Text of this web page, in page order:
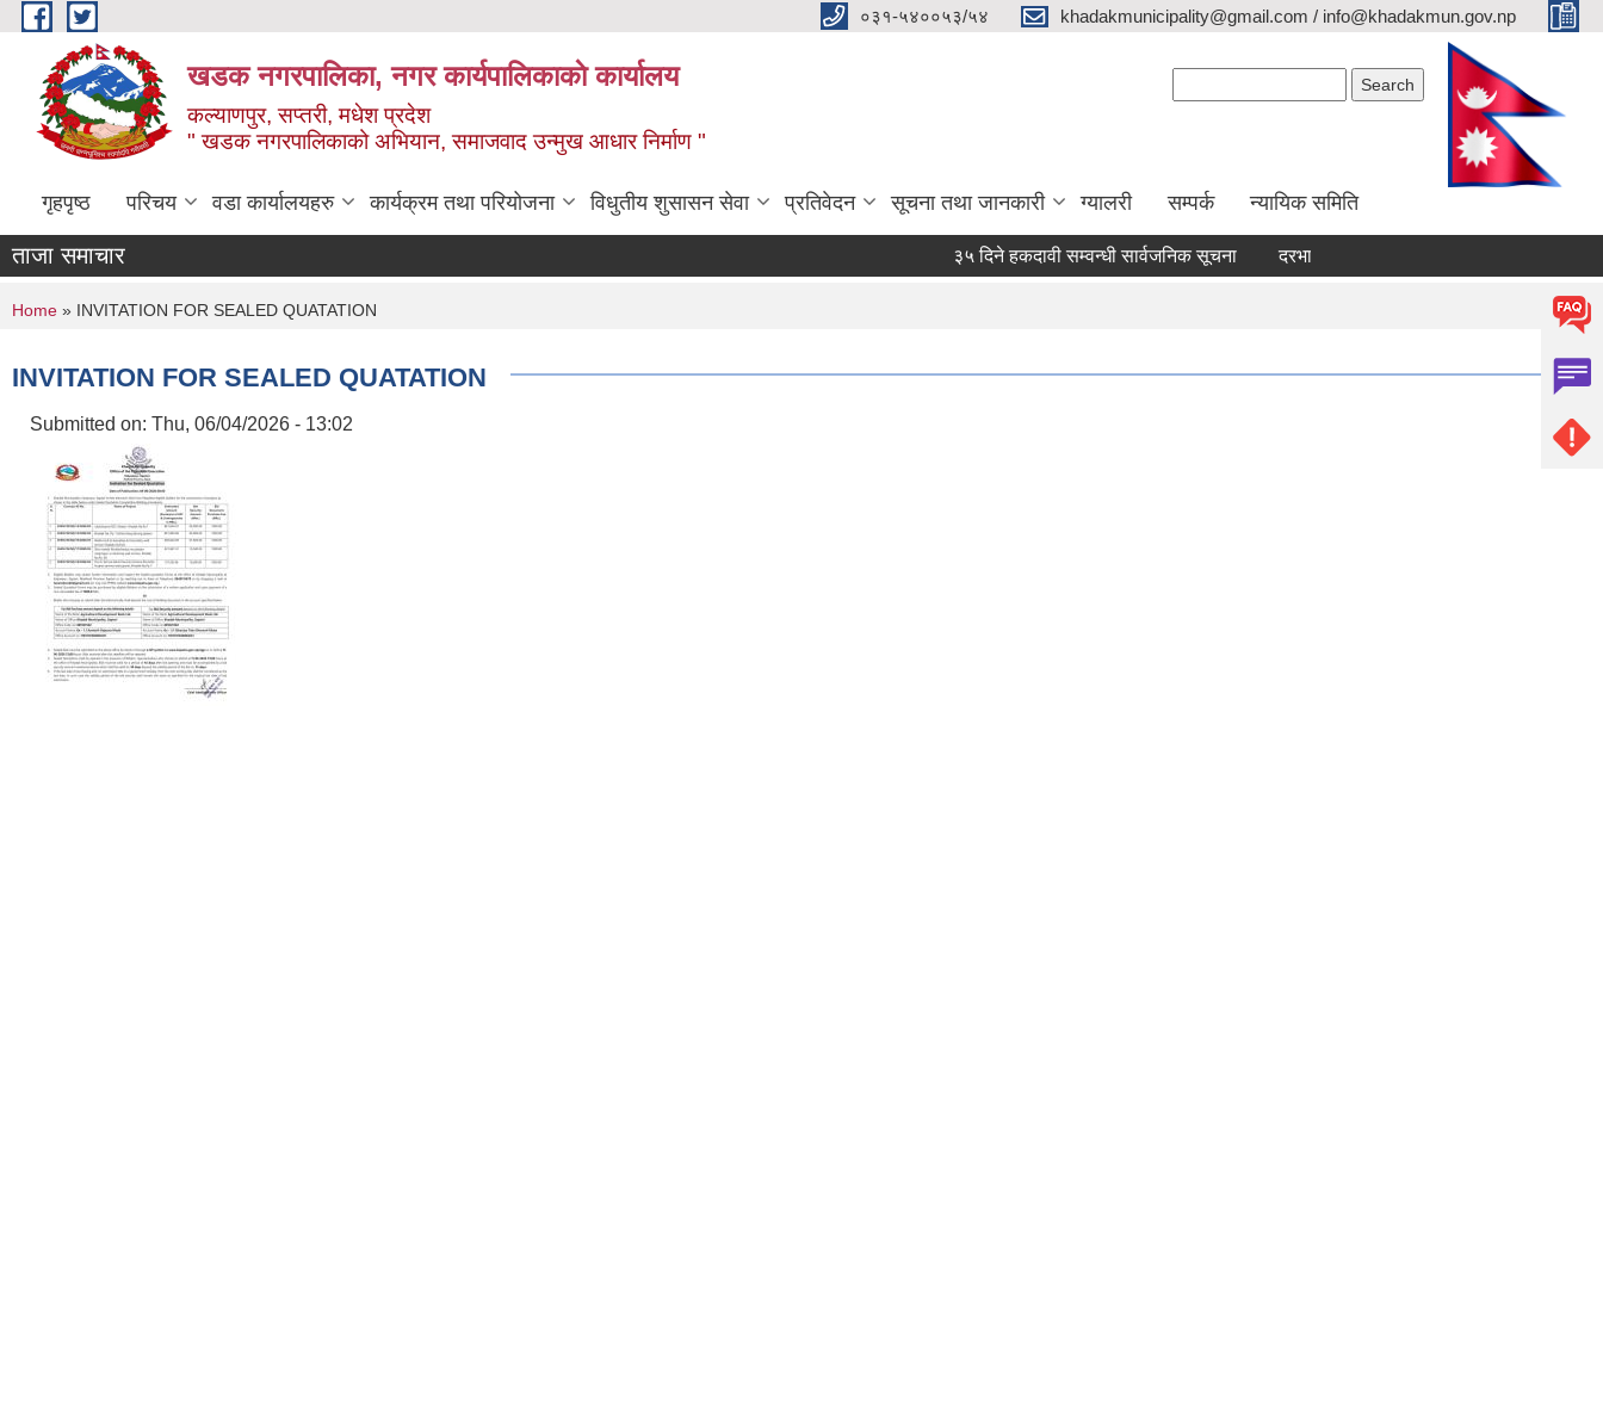
Skip to main content ०३१-५४००५३/५४ khadakmunicipality@gmail.com / info@khadakmun.gov.np
खडक नगरपालिका, नगर कार्यपालिकाकाे कार्यालय
कल्याणपुर, सप्तरी, मधेश प्रदेश
" खडक नगरपालिकाको अभियान, समाजवाद उन्मुख आधार निर्माण "
गृहपृष्ठ परिचय वडा कार्यालयहरु कार्यक्रम तथा परियोजना विधुतीय शुसासन सेवा प्रतिवेदन सूचना तथा जानकारी ग्यालरी सम्पर्क न्यायिक समिति
ताजा समाचार ३५ दिने हकदावी सम्वन्धी सार्वजनिक सूचना दरभाउपत्र स्वीकृत गर्ने आश्यको सूचना
You are here
Home » INVITATION FOR SEALED QUATATION
INVITATION FOR SEALED QUATATION
Submitted on: Thu, 06/04/2026 - 13:02